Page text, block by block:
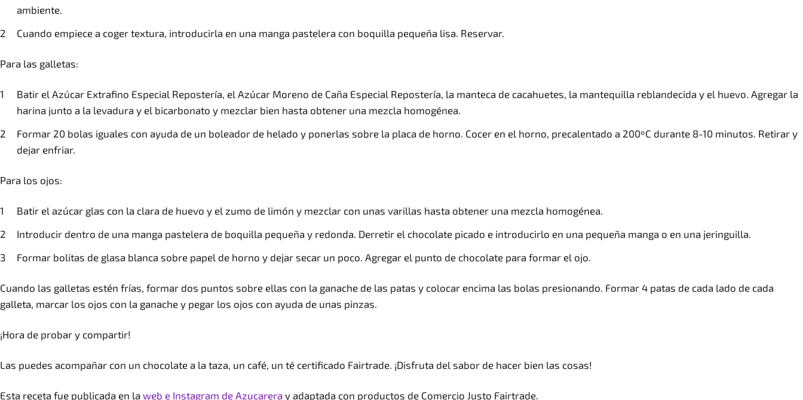
ambiente.
Cuando empiece a coger textura, introducirla en una manga pastelera con boquilla pequeña lisa. Reservar.
Para las galletas:
Batir el Azúcar Extrafino Especial Repostería, el Azúcar Moreno de Caña Especial Repostería, la manteca de cacahuetes, la mantequilla reblandecida y el huevo. Agregar la
harina junto a la levadura y el bicarbonato y mezclar bien hasta obtener una mezcla homogénea.
Formar 20 bolas iguales con ayuda de un boleador de helado y ponerlas sobre la placa de horno. Cocer en el horno, precalentado a 200ºC durante 8-10 minutos. Retirar y
dejar enfriar.
Para los ojos:
Batir el azúcar glas con la clara de huevo y el zumo de limón y mezclar con unas varillas hasta obtener una mezcla homogénea.
Introducir dentro de una manga pastelera de boquilla pequeña y redonda. Derretir el chocolate picado e introducirlo en una pequeña manga o en una jeringuilla.
Formar bolitas de glasa blanca sobre papel de horno y dejar secar un poco. Agregar el punto de chocolate para formar el ojo.
Cuando las galletas estén frías, formar dos puntos sobre ellas con la ganache de las patas y colocar encima las bolas presionando. Formar 4 patas de cada lado de cada
galleta, marcar los ojos con la ganache y pegar los ojos con ayuda de unas pinzas.
¡Hora de probar y compartir!
Las puedes acompañar con un chocolate a la taza, un café, un té certificado Fairtrade. ¡Disfruta del sabor de hacer bien las cosas!
Esta receta fue publicada en la web e Instagram de Azucarera y adaptada con productos de Comercio Justo Fairtrade.